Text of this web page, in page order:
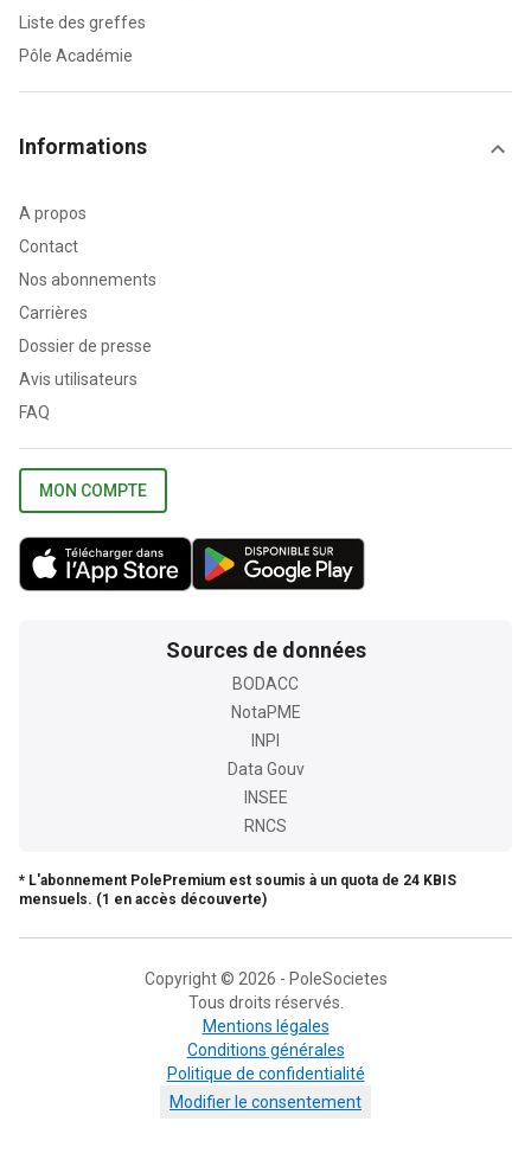
Liste des greffes
Pôle Académie
Informations
A propos
Contact
Nos abonnements
Carrières
Dossier de presse
Avis utilisateurs
FAQ
MON COMPTE
Sources de données
BODACC
NotaPME
INPI
Data Gouv
INSEE
RNCS
* L'abonnement PolePremium est soumis à un quota de 24 KBIS
mensuels. (1 en accès découverte)
Copyright © 2026 - PoleSocietes
Tous droits réservés.
Mentions légales
Conditions générales
Politique de confidentialité
Modifier le consentement